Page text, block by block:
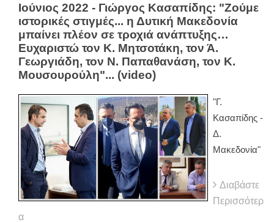
Ιούνιος 2022 - Γιώργος Κασαπίδης: "Ζούμε
ιστορικές στιγμές... η Δυτική Μακεδονία
μπαίνει πλέον σε τροχιά ανάπτυξης…
Ευχαριστώ τον Κ. Μητσοτάκη, τον Ά.
Γεωργιάδη, τον Ν. Παπαθανάση, τον Κ.
Μουσουρούλη"... (video)
"Γ.
Κασαπίδης -
Δ.
Μακεδονία"
Διαβάστε
Περισσότερ
α